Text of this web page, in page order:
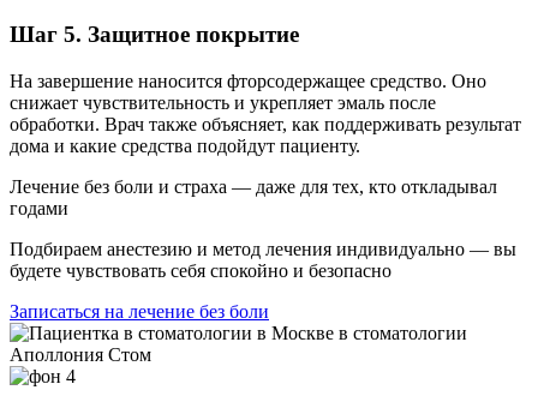
Шаг 5. Защитное покрытие
На завершение наносится фторсодержащее средство. Оно
снижает чувствительность и укрепляет эмаль после
обработки. Врач также объясняет, как поддерживать результат
дома и какие средства подойдут пациенту.
Лечение без боли и страха — даже для тех, кто откладывал
годами
Подбираем анестезию и метод лечения индивидуально — вы
будете чувствовать себя спокойно и безопасно
Записаться на лечение без боли